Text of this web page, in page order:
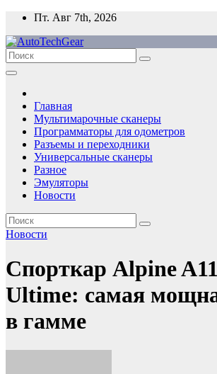
Перейти
содержимому
Пт. Авг 7th, 2026
Главная
Мультимарочные сканеры
Программаторы для одометров
Разъемы и переходники
Универсальные сканеры
Разное
Эмуляторы
Новости
Новости
Спорткар Alpine
Ultime: самая
в гамме